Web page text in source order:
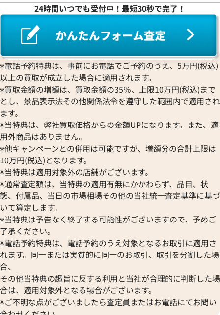
イトジャスト 41 126303G
格
点の参考買取価格です
ロレックス デイトジャスト
ルド
参考買取価格
1,654,000円
※2025年9月9日時点の参考買
デイトジャスト 126303 ゴ
格
日時点の参考買取価格です
ロレックス デイトジャスト
レート文字盤
3,110,000円
※2026年3月時点の参考買取価
エベラール
EBEL
エベル
EPOS
Hermes
エルメス
OMEGA
オメガ
ORIENT
オリエント
ORIS
オリス
Audemars Piguet
オーデマ ピゲ
Vacheron Constantin
ヴァシュロン・コンスタンタン
Van Cleef & Arpels
ヴァンクリーフ＆アーペル
Versace
ヴェルサーチ
Wempe
ヴェンペ
CORUM
コルム
Concord
コンコルド
ジャケ・ドロー
Girard-Perregaux
ジラール・ペルゴ
Sinn
ジン
STOWA
ストーヴァ
SEIKO
セイコー
CENTURY
センチュリー
ZENITH
ゼニス
BOUCHERON
ブシュロン
BREITLING
ブライトリング
Blancpain
ブランパン
BVLGARI
ブルガリ
Breguet
ブレゲ
BULOVA
ブローバ
Bell & Ross
ベル＆ロス
BAUME＆MERCIER
ボーム＆メルシエ
BALL Watch
ボール ウォッチ
LONGINES
ロンジン
24時間いつでも受付中！最短30秒で完了！
※電話予約特典は、事前にお電話でご予約のうえ、5万円(税込)
以上の買取が成立した場合に適用されます。
※買取金額の増額は、買取金額の35％、上限10万円(税込)まで
とし、景品表示法その他関係法令を遵守した範囲内で適用され
ます。
※当特典は、弊社買取価格からの金額UPになります。また、適
用外商品はありません。
※他キャンペーンとの併用は可能ですが、増額分の合計上限は
10万円(税込)となります。
※当特典は適用対象外の店舗がございます。
※通常査定額は、当特典の適用有無にかかわらず、品目、状
態、付属品、当日の市場相場その他の当社統一査定基準に基づ
いて算定します。
※当特典は予告なく終了する可能性がございますので、予めご
了承ください。
※電話予約特典は、電話予約のうえ対象となるお取引に適用さ
れます。同一または実質的に同一のお取引、取引を分割した場
合、
その他当特典の趣旨に反する利用と当社が合理的に判断した場
合は、適用対象外となる場合がございます。
※ご不明な点がございましたら査定員またはお電話にてお問い